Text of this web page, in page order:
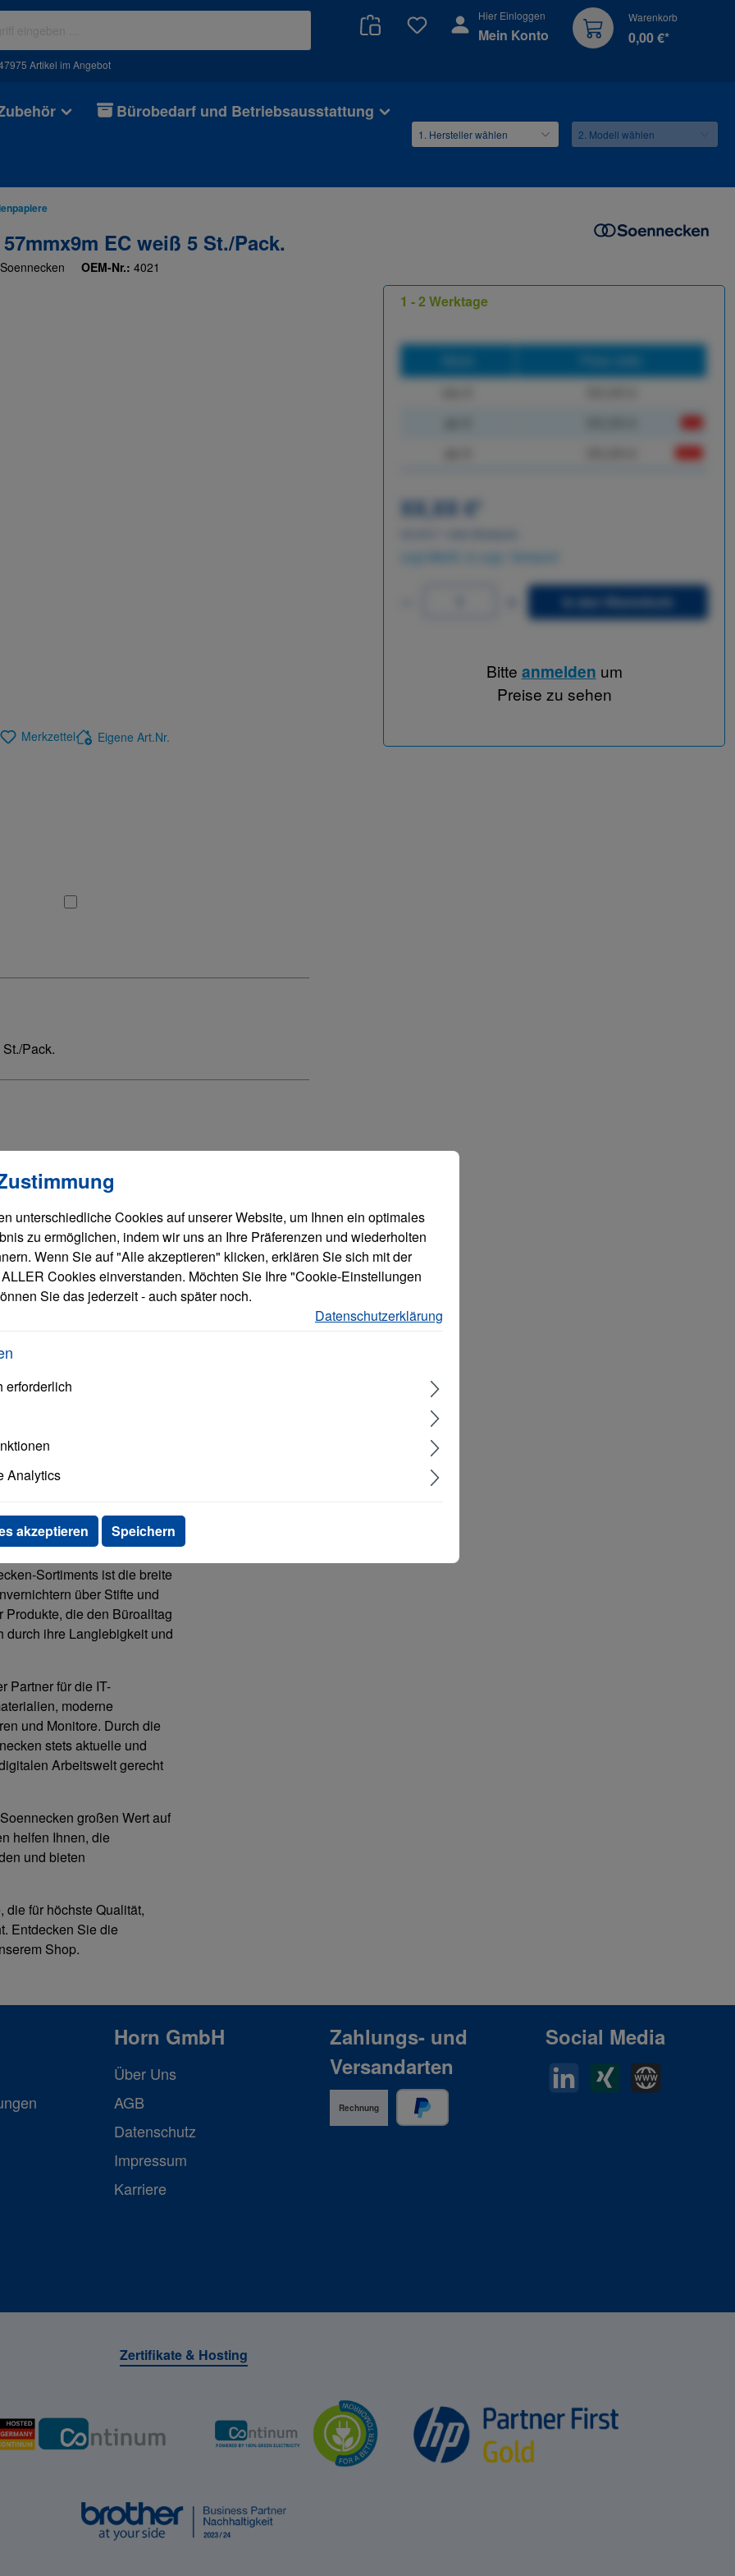
Artikel im Angebot
Du hast 0 Produkte auf dem Merkzettel
Hier Einloggen
Mein Konto
Warenkorb
0,00 €*
Bürobedarf und Betriebsausstattung
EC weiß 5 St./Pack.
Soennecken OEM-Nr.: 4021
Merkzettel Eigene Art.Nr.
1 - 2 Werktage
XX,XX €
In den Warenkorb
Bitte anmelden um
Preise zu sehen
Pack.
genossenschaftlichen
Deutschland. Als starker
Sortiment, das auf
Unternehmen und
Sortiments ist die breite
über Stifte und
die den Büroalltag
durch ihre Langlebigkeit und
Partner für die IT-
moderne
und Monitore. Durch die
stets aktuelle und
Arbeitswelt gerecht
großen Wert auf
helfen Ihnen, die
und bieten
für höchste Qualität,
Entdecken Sie die
Shop.
Horn GmbH
Über Uns
AGB
Datenschutz
Impressum
Karriere
Zahlungs- und
Versandarten
Rechnung
Social Media
LinkedInXing Horn Website
Zertifikate & Hosting
Cookies, um eine bestmögliche Erfahrung bieten zu können. Mehr Informationen ...
unterschiedliche Cookies auf unserer Website, um Ihnen ein optimales
zu ermöglichen, indem wir uns an Ihre Präferenzen und wiederholten
Wenn Sie auf "Alle akzeptieren" klicken, erklären Sie sich mit der
Cookies einverstanden. Möchten Sie Ihre "Cookie-Einstellungen
Sie das jederzeit - auch später noch.
Datenschutzerklärung
erforderlich
Analytics
akzeptieren Speichern